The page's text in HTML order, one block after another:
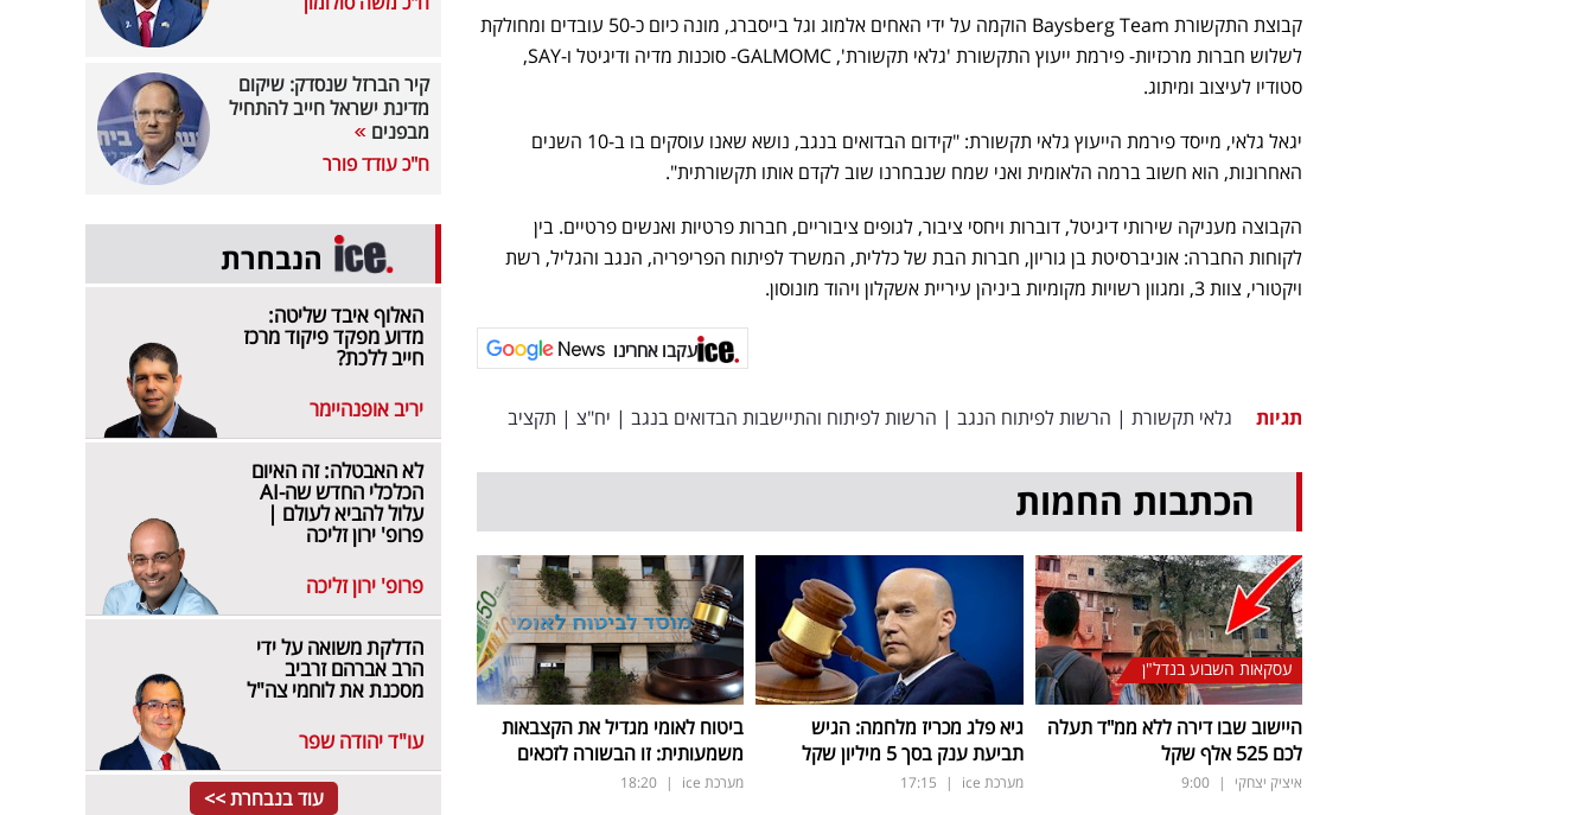
קבוצת התקשורת Baysberg Team הוקמה על ידי האחים אלמוג וגל בייסברג, מונה כיום כ-50 עובדים ומחולקת
לשלוש חברות מרכזיות- פירמת ייעוץ התקשורת 'גלאי תקשורת', GALMOMC- סוכנות מדיה ודיגיטל ו-SAY,
סטודיו לעיצוב ומיתוג.
יגאל גלאי, מייסד פירמת הייעוץ גלאי תקשורת: "קידום הבדואים בנגב, נושא שאנו עוסקים בו ב-10 השנים
האחרונות, הוא חשוב ברמה הלאומית ואני שמח שנבחרנו שוב לקדם אותו תקשורתית".
הקבוצה מעניקה שירותי דיגיטל, דוברות ויחסי ציבור, לגופים ציבוריים, חברות פרטיות ואנשים פרטיים. בין
לקוחות החברה: אוניברסיטת בן גוריון, חברות הבת של כללית, המשרד לפיתוח הפריפריה, הנגב והגליל, רשת
ויקטורי, צוות 3, ומגוון רשויות מקומיות ביניהן עיריית אשקלון ויהוד מונוסון.
עקבו אחרינו
תגיות גלאי תקשורת | הרשות לפיתוח הנגב | הרשות לפיתוח והתיישבות הבדואים בנגב | יח"צ | תקציב
הכתבות החמות
עסקאות השבוע בנדל"ן
היישוב שבו דירה ללא ממ"ד תעלה
לכם 525 אלף שקל
איציק יצחקי |
9:00
גיא פלג מכריז מלחמה: הגיש
תביעת ענק בסך 5 מיליון שקל
מערכת ice |
17:15
ביטוח לאומי מגדיל את הקצבאות
משמעותית: זו הבשורה לזכאים
מערכת ice |
18:20
קיר הברזל שנסדק: שיקום
מדינת ישראל חייב להתחיל
מבפנים
ח"כ עודד פורר
הנבחרת
האלוף איבד שליטה:
מדוע מפקד פיקוד מרכז
חייב ללכת?
יריב אופנהיימר
לא האבטלה: זה האיום
הכלכלי החדש שה-AI
עלול להביא לעולם |
פרופ' ירון זליכה
פרופ' ירון זליכה
הדלקת משואה על ידי
הרב אברהם זרביב
מסכנת את לוחמי צה"ל
עו"ד יהודה שפר
עוד בנבחרת >>